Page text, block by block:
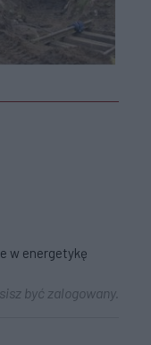
w energetykę
być zalogowany.